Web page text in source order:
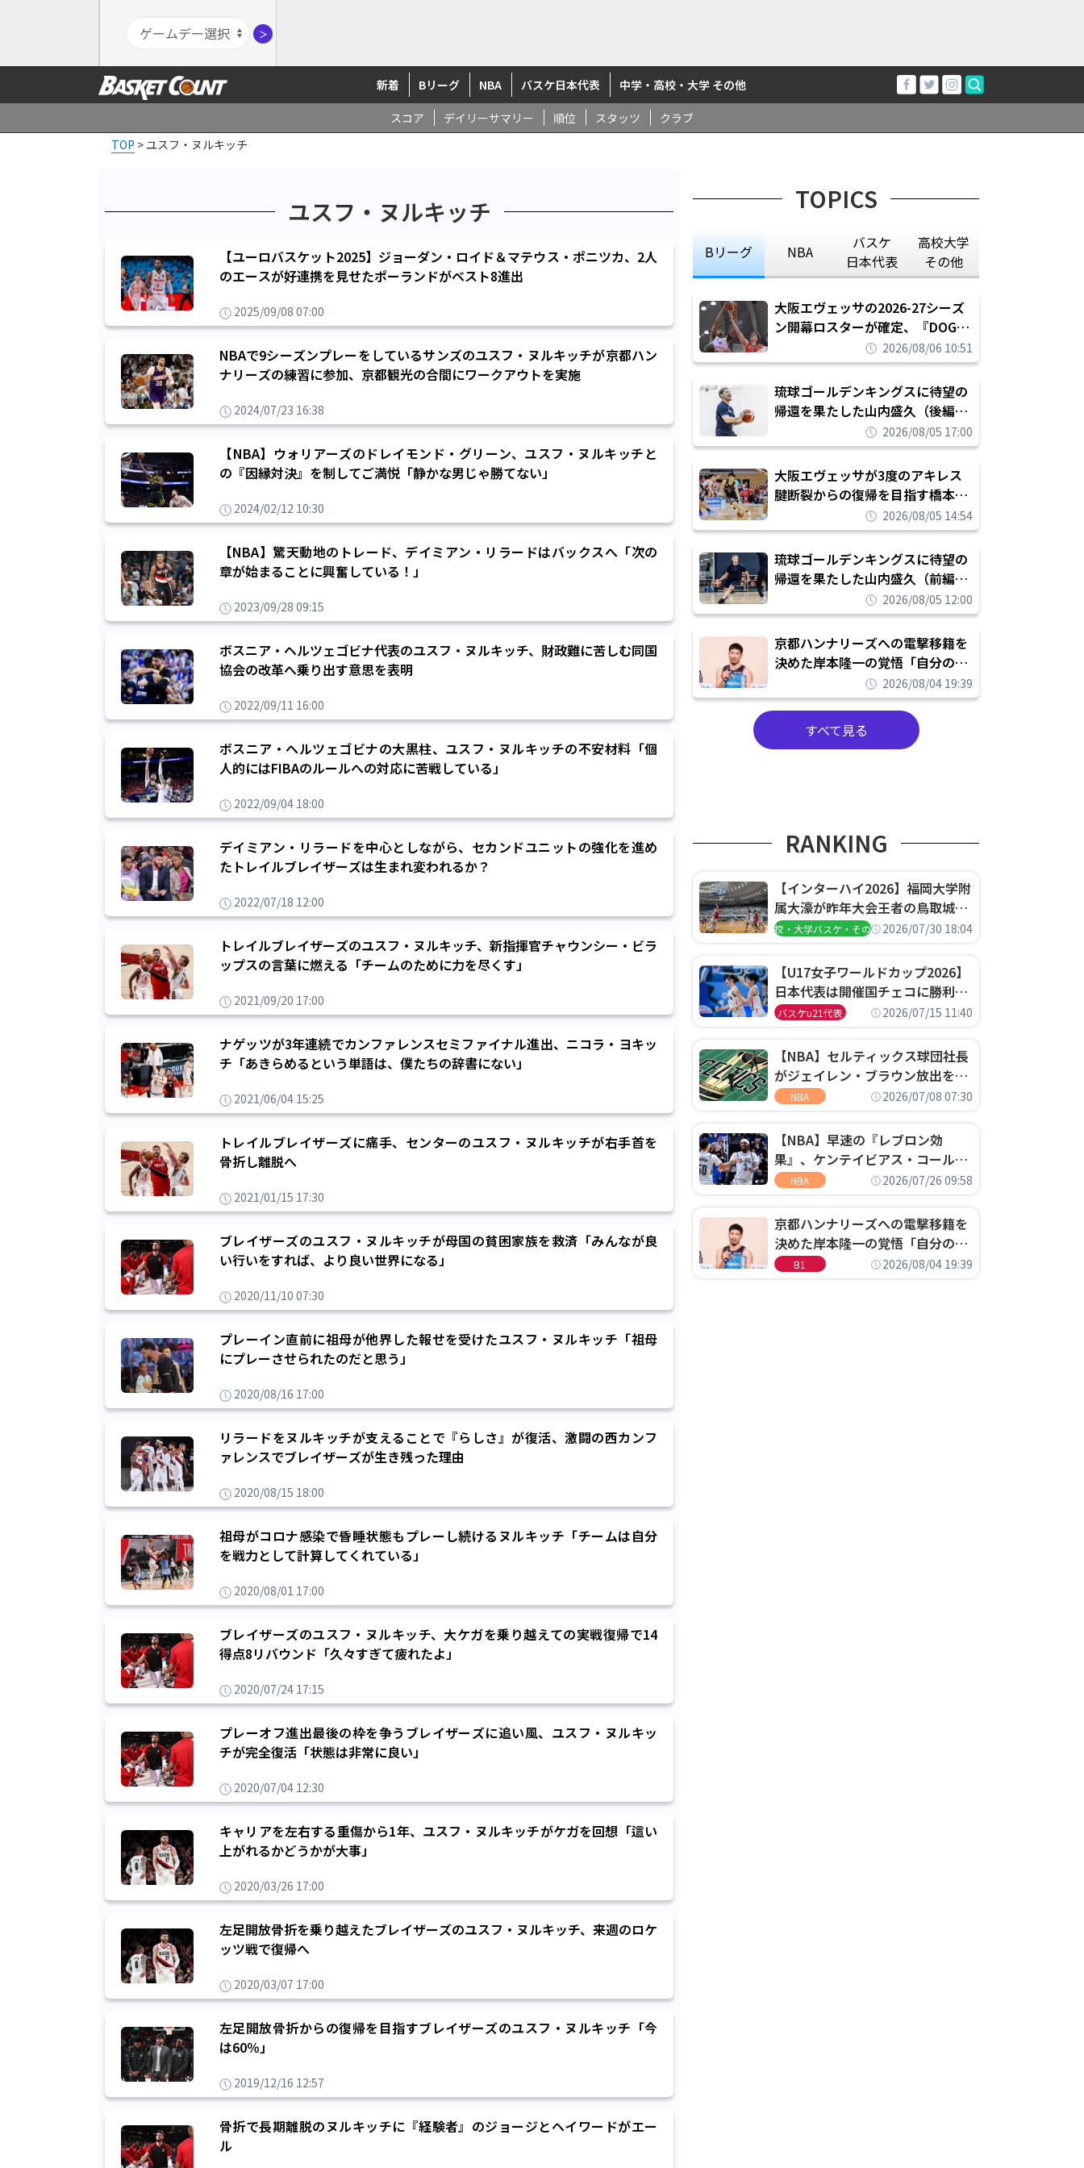
＞
新着 Bリーグ NBA バスケ日本代表 中学・高校・大学 その他
スコア デイリーサマリー 順位 スタッツ
クラブ
TOP > ユスフ・ヌルキッチ
ユスフ・ヌルキッチ
【ユーロバスケット2025】ジョーダン・ロイド＆マテウス・ポニツカ、2人
のエースが好連携を見せたポーランドがベスト8進出
2025/09/08 07:00
NBAで9シーズンプレーをしているサンズのユスフ・ヌルキッチが京都ハン
ナリーズの練習に参加、京都観光の合間にワークアウトを実施
2024/07/23 16:38
【NBA】ウォリアーズのドレイモンド・グリーン、ユスフ・ヌルキッチと
の『因縁対決』を制してご満悦「静かな男じゃ勝てない」
2024/02/12 10:30
【NBA】驚天動地のトレード、デイミアン・リラードはバックスへ「次の
章が始まることに興奮している！」
2023/09/28 09:15
ボスニア・ヘルツェゴビナ代表のユスフ・ヌルキッチ、財政難に苦しむ同国
協会の改革へ乗り出す意思を表明
2022/09/11 16:00
ボスニア・ヘルツェゴビナの大黒柱、ユスフ・ヌルキッチの不安材料「個
人的にはFIBAのルールへの対応に苦戦している」
2022/09/04 18:00
デイミアン・リラードを中心としながら、セカンドユニットの強化を進め
たトレイルブレイザーズは生まれ変われるか？
2022/07/18 12:00
トレイルブレイザーズのユスフ・ヌルキッチ、新指揮官チャウンシー・ビラ
ップスの言葉に燃える「チームのために力を尽くす」
2021/09/20 17:00
ナゲッツが3年連続でカンファレンスセミファイナル進出、ニコラ・ヨキッ
チ「あきらめるという単語は、僕たちの辞書にない」
2021/06/04 15:25
トレイルブレイザーズに痛手、センターのユスフ・ヌルキッチが右手首を
骨折し離脱へ
2021/01/15 17:30
ブレイザーズのユスフ・ヌルキッチが母国の貧困家族を救済「みんなが良
い行いをすれば、より良い世界になる」
2020/11/10 07:30
プレーイン直前に祖母が他界した報せを受けたユスフ・ヌルキッチ「祖母
にプレーさせられたのだと思う」
2020/08/16 17:00
リラードをヌルキッチが支えることで『らしさ』が復活、激闘の西カンフ
ァレンスでブレイザーズが生き残った理由
2020/08/15 18:00
祖母がコロナ感染で昏睡状態もプレーし続けるヌルキッチ「チームは自分
を戦力として計算してくれている」
2020/08/01 17:00
ブレイザーズのユスフ・ヌルキッチ、大ケガを乗り越えての実戦復帰で14
得点8リバウンド「久々すぎて疲れたよ」
2020/07/24 17:15
プレーオフ進出最後の枠を争うブレイザーズに追い風、ユスフ・ヌルキッ
チが完全復活「状態は非常に良い」
2020/07/04 12:30
キャリアを左右する重傷から1年、ユスフ・ヌルキッチがケガを回想「這い
上がれるかどうかが大事」
2020/03/26 17:00
左足開放骨折を乗り越えたブレイザーズのユスフ・ヌルキッチ、来週のロケ
ッツ戦で復帰へ
2020/03/07 17:00
左足開放骨折からの復帰を目指すブレイザーズのユスフ・ヌルキッチ「今
は60％」
2019/12/16 12:57
骨折で長期離脱のヌルキッチに『経験者』のジョージとヘイワードがエー
ル
TOPICS
Bリーグ NBA
バスケ
日本代表
高校大学
その他
大阪エヴェッサの2026-27シーズ
ン開幕ロスターが確定、『DOG
FIGHT』のチームカルチャーを推
し進めて結果を求めるシーズンへ
2026/08/06 10:51
琉球ゴールデンキングスに待望の
帰還を果たした山内盛久（後編）
「1人のウチナーンチュとしてみ
んなが誇りに思えるチームにして
いく」
2026/08/05 17:00
大阪エヴェッサが3度のアキレス
腱断裂からの復帰を目指す橋本拓
哉と契約を締結「もう一度コート
に立ちたい」
2026/08/05 14:54
琉球ゴールデンキングスに待望の
帰還を果たした山内盛久（前編）
「キングスが積み上げてきたもの
を次の世代に繋いでいくのがやり
甲斐」
2026/08/05 12:00
京都ハンナリーズへの電撃移籍を
決めた岸本隆一の覚悟「自分のエ
ゴというちっぽけなことのため
に、京都に来たわけではない」
2026/08/04 19:39
すべて見る
RANKING
【インターハイ2026】福岡大学附
属大濠が昨年大会王者の鳥取城北
を撃破、大阪薫英女学院は岐阜女
高校・大学バスケ・その他2026/07/30 18:04
【U17女子ワールドカップ2026】
日本代表は開催国チェコに勝利し
て予選グループ3連勝で首位通
決定
バスケu21代表 2026/07/15 11:40
【NBA】セルティックス球団社長
がジェイレン・ブラウン放出を説
明「キャップの70％が2人の選手
NBA 2026/07/08 07:30
【NBA】早速の『レブロン効
果』、ケンテイビアス・コールド
ウェル・ポープがセブンティシク
NBA 2026/07/26 09:58
京都ハンナリーズへの電撃移籍を
決めた岸本隆一の覚悟「自分のエ
ゴというちっぽけなことのため
B1 2026/08/04 19:39